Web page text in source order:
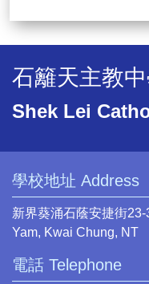
石籬天主教
Shek Lei
學校地址 Address
新界葵涌石蔭安捷街
Yam, Kwai Chung, NT
電話 Telephone